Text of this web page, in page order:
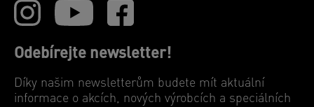
Odebírejte newsletter!
Díky našim newsletterům budete mít aktuální
informace o akcích, nových výrobcích a speciálních